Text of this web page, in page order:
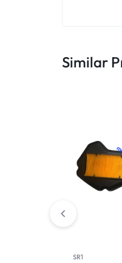
Similar
SR1